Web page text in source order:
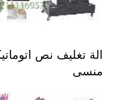
الة تغليف نص
منسى